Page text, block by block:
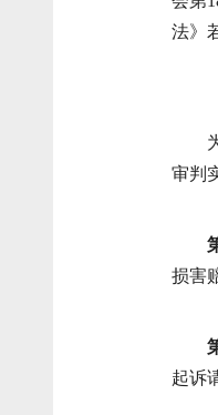
法》
审判
损害
起诉